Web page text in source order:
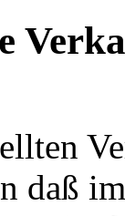
daß